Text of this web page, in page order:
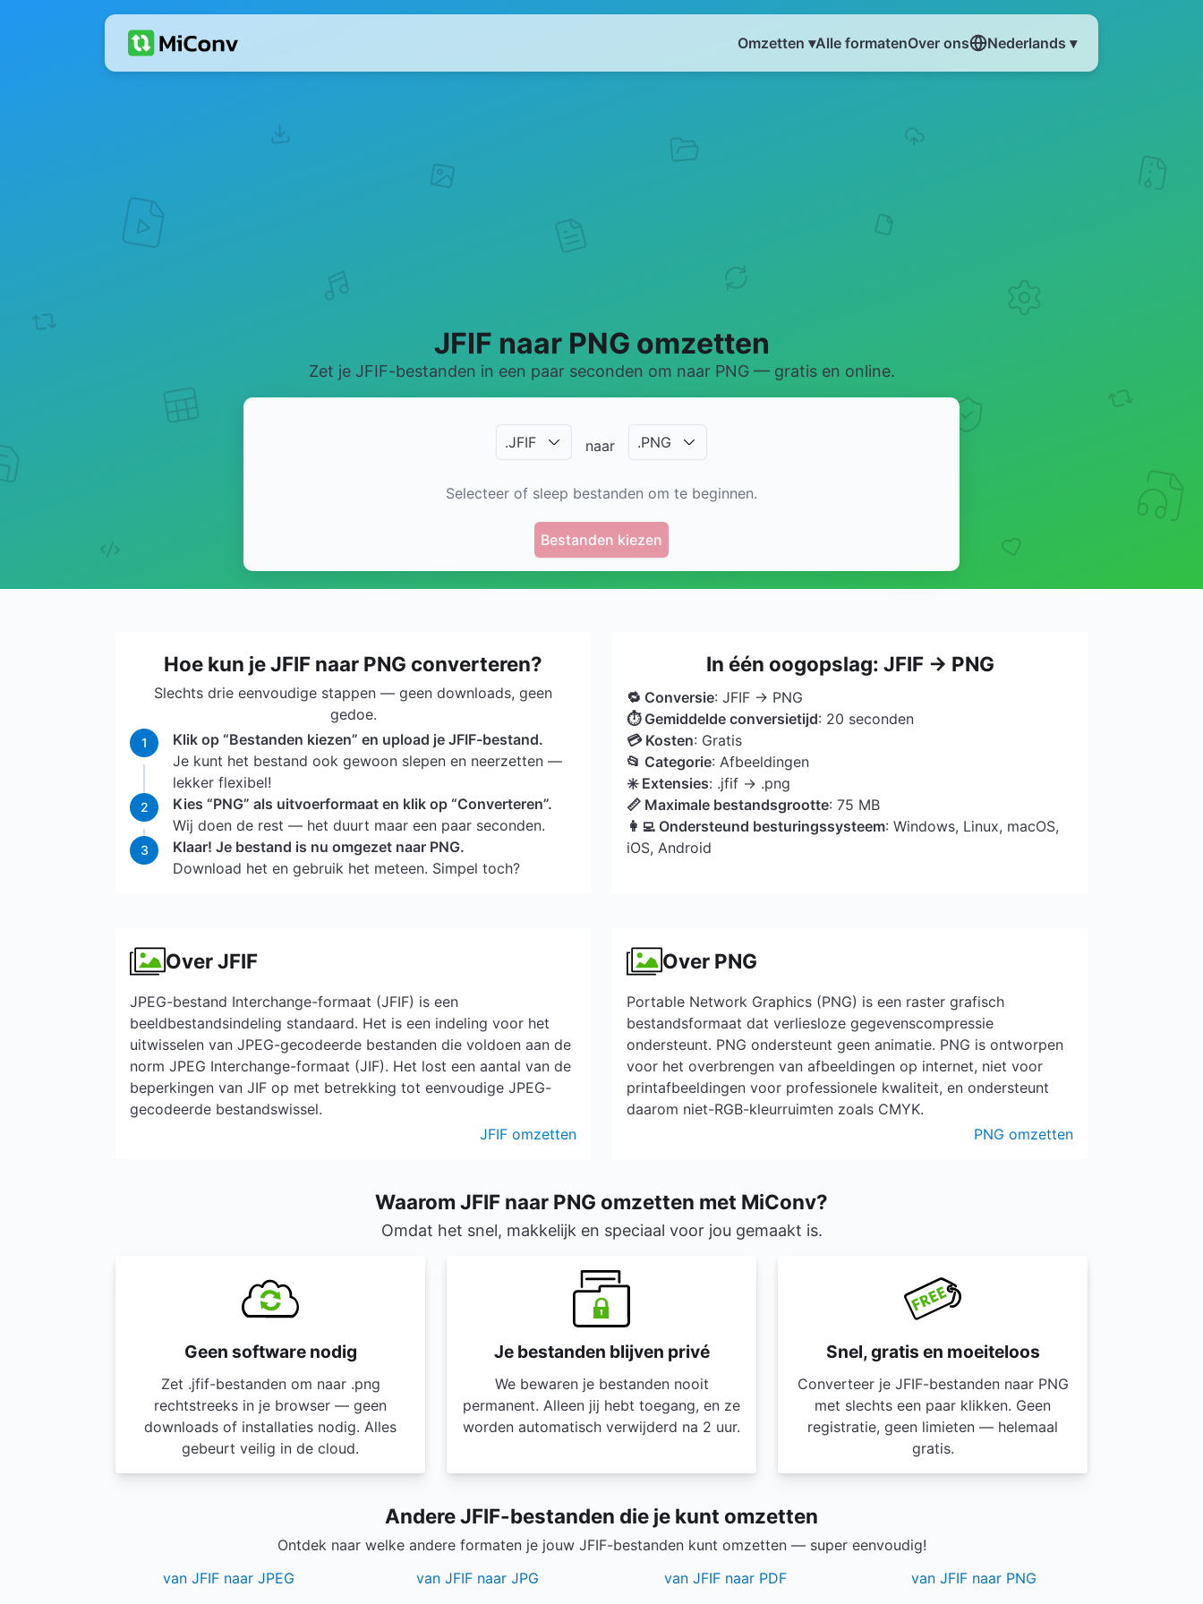
Omzetten ▾Alle formatenOver ons Nederlands ▾
JFIF naar PNG omzetten
Zet je JFIF-bestanden in een paar seconden om naar PNG — gratis en online.
.JFIF naar .PNG
Selecteer of sleep bestanden om te beginnen.
Bestanden kiezen
Hoe kun je JFIF naar PNG converteren?
Slechts drie eenvoudige stappen — geen downloads, geen
gedoe.
1
Klik op “Bestanden kiezen” en upload je JFIF-bestand.
Je kunt het bestand ook gewoon slepen en neerzetten —
lekker flexibel!
2
Kies “PNG” als uitvoerformaat en klik op “Converteren”.
Wij doen de rest — het duurt maar een paar seconden.
3
Klaar! Je bestand is nu omgezet naar PNG.
Download het en gebruik het meteen. Simpel toch?
In één oogopslag: JFIF → PNG
🔁 Conversie: JFIF → PNG
⏱ Gemiddelde conversietijd: 20 seconden
💳 Kosten: Gratis
📂 Categorie: Afbeeldingen
✳️ Extensies: .jfif → .png
📏 Maximale bestandsgrootte: 75 MB
👩‍💻 Ondersteund besturingssysteem: Windows, Linux, macOS,
iOS, Android
Over JFIF
JPEG-bestand Interchange-formaat (JFIF) is een
beeldbestandsindeling standaard. Het is een indeling voor het
uitwisselen van JPEG-gecodeerde bestanden die voldoen aan de
norm JPEG Interchange-formaat (JIF). Het lost een aantal van de
beperkingen van JIF op met betrekking tot eenvoudige JPEG-
gecodeerde bestandswissel.
JFIF omzetten
Over PNG
Portable Network Graphics (PNG) is een raster grafisch
bestandsformaat dat verliesloze gegevenscompressie
ondersteunt. PNG ondersteunt geen animatie. PNG is ontworpen
voor het overbrengen van afbeeldingen op internet, niet voor
printafbeeldingen voor professionele kwaliteit, en ondersteunt
daarom niet-RGB-kleurruimten zoals CMYK.
PNG omzetten
Waarom JFIF naar PNG omzetten met MiConv?
Omdat het snel, makkelijk en speciaal voor jou gemaakt is.
Geen software nodig
Zet .jfif-bestanden om naar .png
rechtstreeks in je browser — geen
downloads of installaties nodig. Alles
gebeurt veilig in de cloud.
Je bestanden blijven privé
We bewaren je bestanden nooit
permanent. Alleen jij hebt toegang, en ze
worden automatisch verwijderd na 2 uur.
Snel, gratis en moeiteloos
Converteer je JFIF-bestanden naar PNG
met slechts een paar klikken. Geen
registratie, geen limieten — helemaal
gratis.
Andere JFIF-bestanden die je kunt omzetten
Ontdek naar welke andere formaten je jouw JFIF-bestanden kunt omzetten — super eenvoudig!
van JFIF naar JPEG
van JFIF naar JPG van JFIF naar PDF van JFIF naar PNG